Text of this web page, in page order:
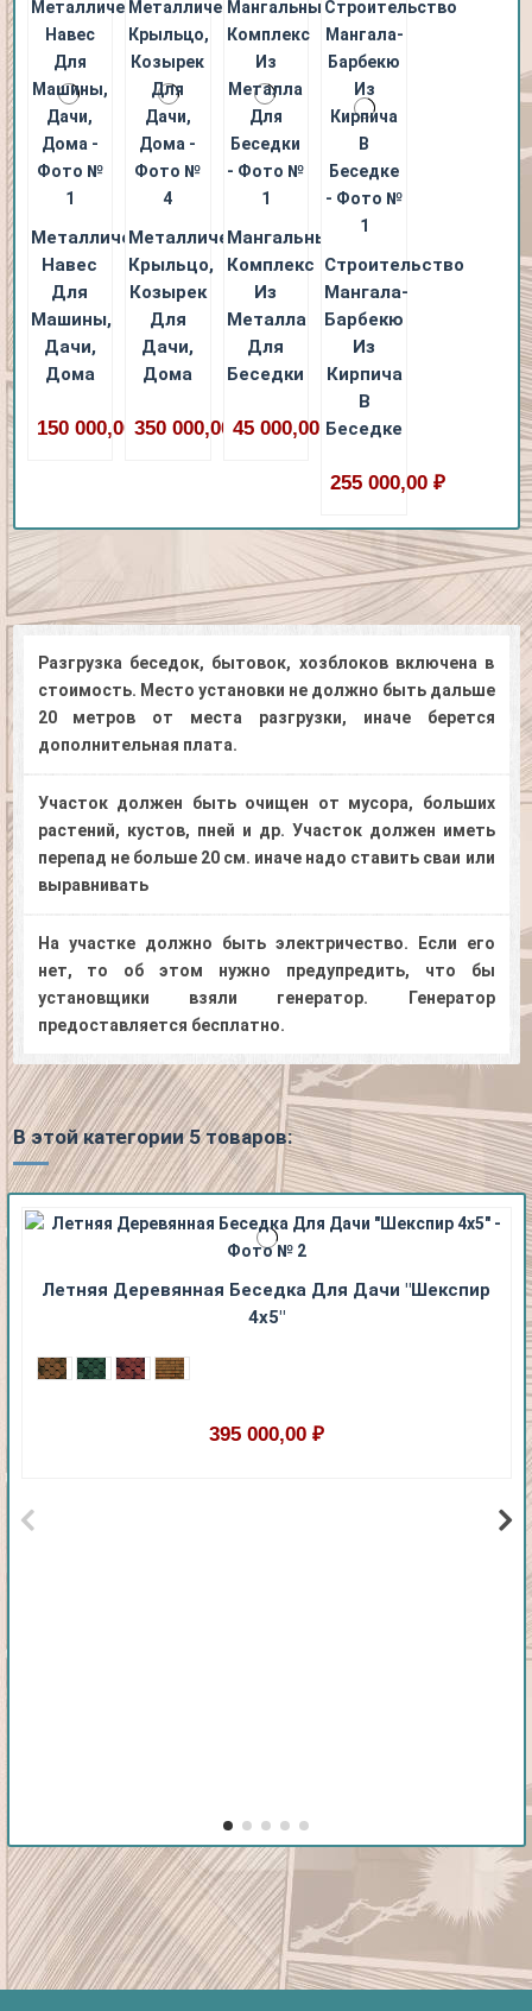
Металлический
Навес
Для
Машины,
Дачи,
Дома
150 000,00 ₽
Металлическое
Крыльцо,
Козырек
Для
Дачи,
Дома
350 000,00 ₽
Мангальный
Комплекс
Из
Металла
Для
Беседки
45 000,00 ₽
Строительство
Мангала-
Барбекю
Из
Кирпича
В
Беседке
255 000,00 ₽
Разгрузка беседок, бытовок, хозблоков включена в
стоимость. Место установки не должно быть дальше
20 метров от места разгрузки, иначе берется
дополнительная плата.
Участок должен быть очищен от мусора, больших
растений, кустов, пней и др. Участок должен иметь
перепад не больше 20 см. иначе надо ставить сваи или
выравнивать
На участке должно быть электричество. Если его
нет, то об этом нужно предупредить, что бы
установщики взяли генератор. Генератор
предоставляется бесплатно.
В этой категории 5 товаров:
Летняя Деревянная Беседка Для Дачи "Шекспир
4х5"
395 000,00 ₽